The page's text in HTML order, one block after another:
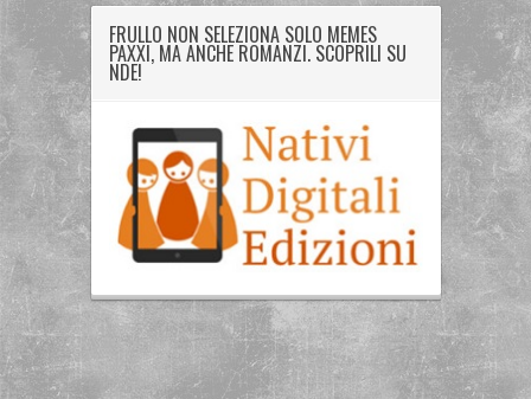
FRULLO NON SELEZIONA SOLO MEMES
PAXXI, MA ANCHE ROMANZI. SCOPRILI SU
NDE!